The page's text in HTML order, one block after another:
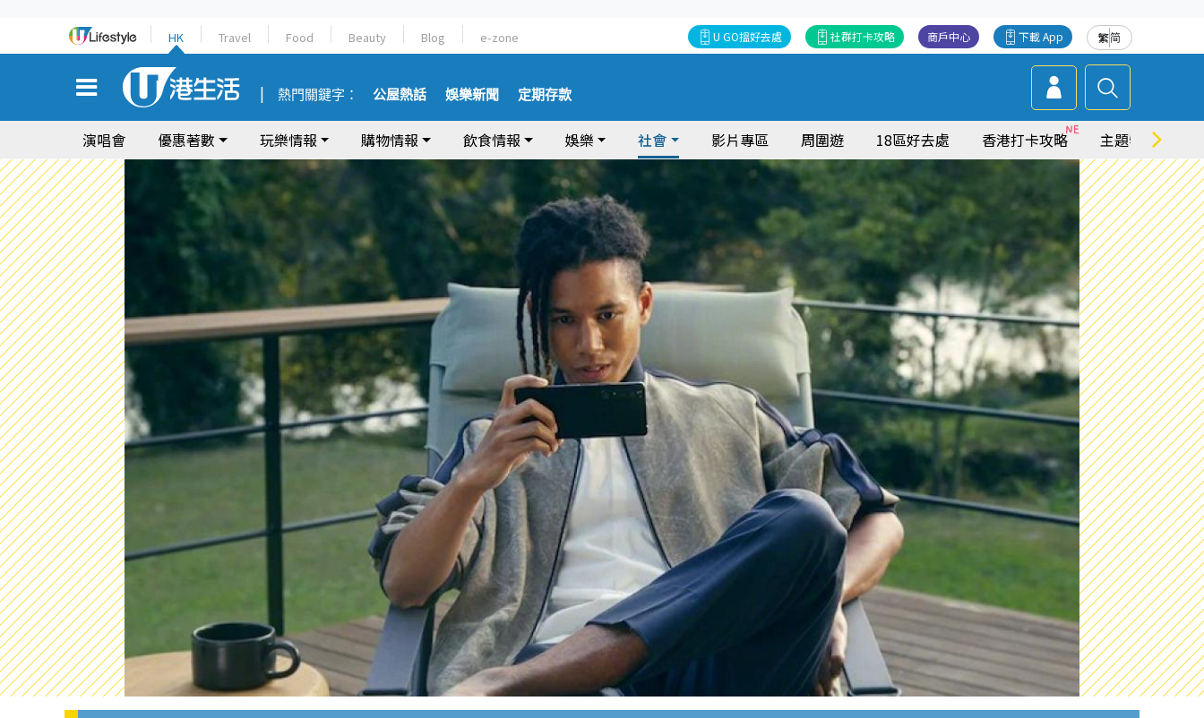
HK Travel Food Beauty Blog e-zone 繁简
下載 App
商戶中心
社群打卡攻略
U GO搵好去處
熱門關鍵字： 公屋熱話 娛樂新聞 定期存款
演唱會 優惠著數 玩樂情報 購物情報 飲食情報 娛樂 社會 影片專區 周圍遊 18區好去處 香港打卡攻略 主題特集